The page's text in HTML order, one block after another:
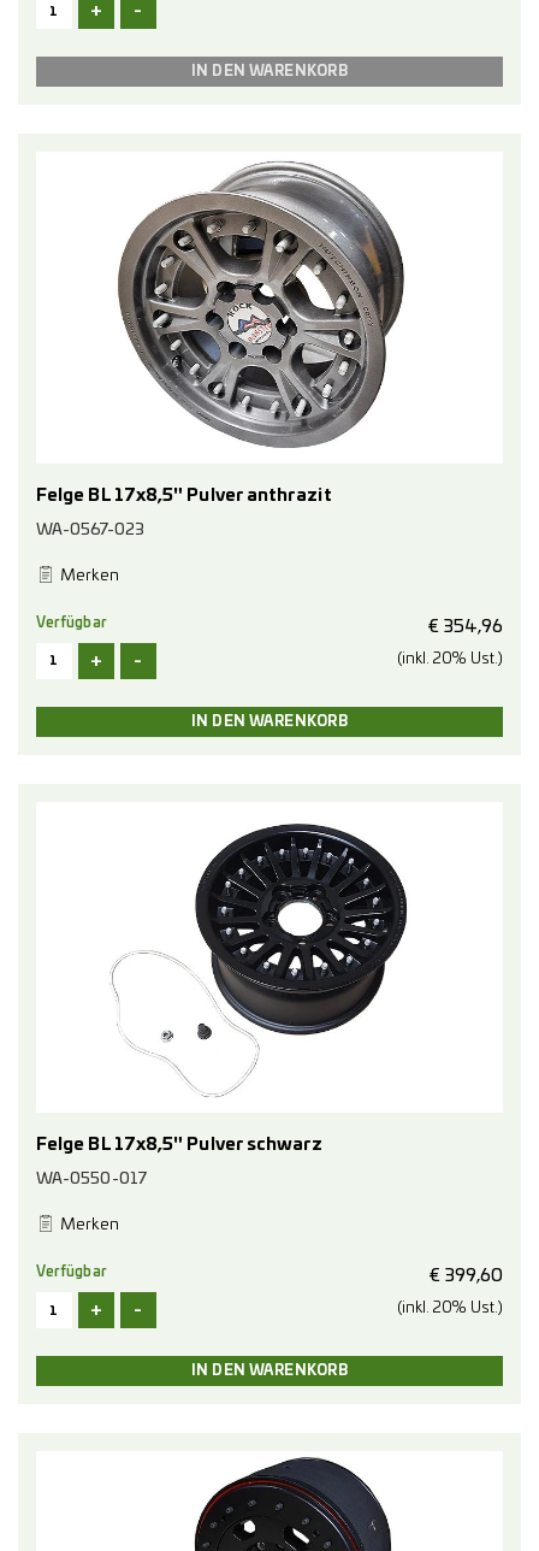
+ -
Felge BL 17x8,5" Pulver anthrazit
WA-0567-023
Merken
€ 354,96
(inkl. 20% Ust.)
Verfügbar
+ -
Felge BL 17x8,5" Pulver schwarz
WA-0550-017
Merken
€ 399,60
(inkl. 20% Ust.)
Verfügbar
+ -